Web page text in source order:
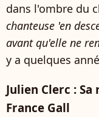
dans l'ombre du
chanteuse 'en
avant qu'elle ne
y a quelques
Julien Clerc :
France Gall